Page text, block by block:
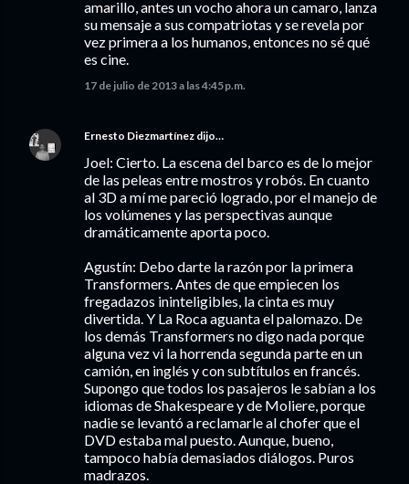
amarillo, antes un vocho ahora un camaro, lanza
su mensaje a sus compatriotas y se revela por
vez primera a los humanos, entonces no sé qué
es cine.
17 de julio de 2013 a las 4:45 p.m.
Ernesto Diezmartínez dijo…
Joel: Cierto. La escena del barco es de lo mejor
de las peleas entre mostros y robós. En cuanto
al 3D a mí me pareció logrado, por el manejo de
los volúmenes y las perspectivas aunque
dramáticamente aporta poco.
Agustín: Debo darte la razón por la primera
Transformers. Antes de que empiecen los
fregadazos ininteligibles, la cinta es muy
divertida. Y La Roca aguanta el palomazo. De
los demás Transformers no digo nada porque
alguna vez vi la horrenda segunda parte en un
camión, en inglés y con subtítulos en francés.
Supongo que todos los pasajeros le sabían a los
idiomas de Shakespeare y de Moliere, porque
nadie se levantó a reclamarle al chofer que el
DVD estaba mal puesto. Aunque, bueno,
tampoco había demasiados diálogos. Puros
madrazos.